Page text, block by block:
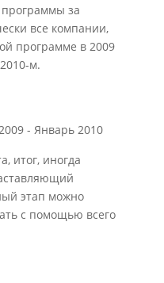
за
все компании,
программе в 2009
м.
- Январь 2010
итог, иногда
этап можно
с помощью всего